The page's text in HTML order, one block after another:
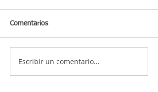
Comentarios
Escribir un comentario...